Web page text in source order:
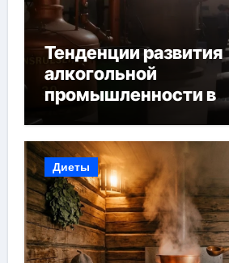
Тенденции развития
алкогольной
промышленности в
Диеты